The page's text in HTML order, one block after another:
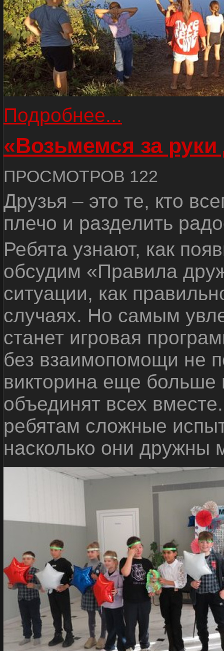
Подробнее...
«Возьмемся за руки
ПРОСМОТРОВ 122
Друзья – это те, кто
плечо и разделить
Ребята узнают, как
обсудим «Правила
ситуации, как
случаях. Но самым
станет игровая
без взаимопомощи не
викторина еще
объединят всех
ребятам сложные
насколько они дружны